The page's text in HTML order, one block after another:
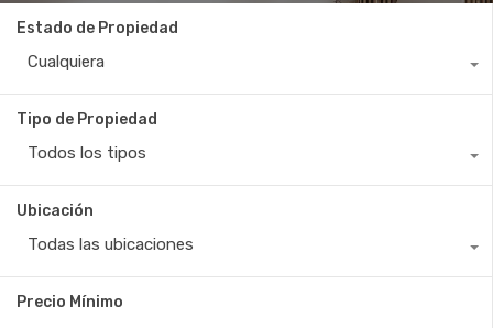
Estado de Propiedad
Cualquiera
Tipo de Propiedad
Todos los tipos
Ubicación
Todas las ubicaciones
Precio Mínimo